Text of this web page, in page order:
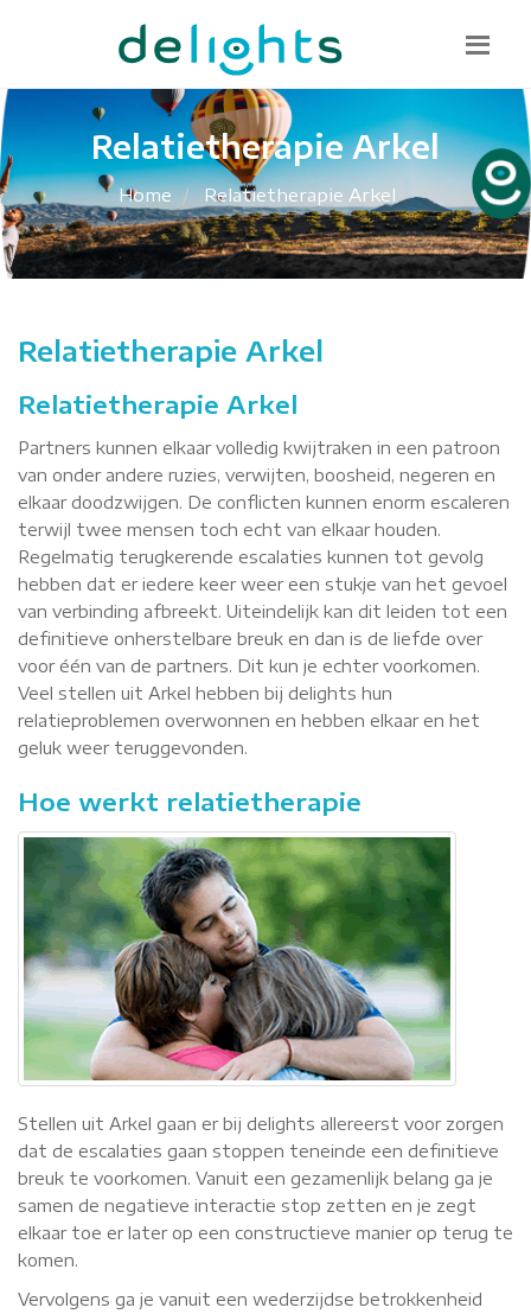
085 130 1482
info@delights.nu
Relatietherapie Arkel
Home Relatietherapie Arkel
Relatietherapie Arkel
Relatietherapie Arkel
Partners kunnen elkaar volledig kwijtraken in een patroon
van onder andere ruzies, verwijten, boosheid, negeren en
elkaar doodzwijgen. De conflicten kunnen enorm escaleren
terwijl twee mensen toch echt van elkaar houden.
Regelmatig terugkerende escalaties kunnen tot gevolg
hebben dat er iedere keer weer een stukje van het gevoel
van verbinding afbreekt. Uiteindelijk kan dit leiden tot een
definitieve onherstelbare breuk en dan is de liefde over
voor één van de partners. Dit kun je echter voorkomen.
Veel stellen uit Arkel hebben bij delights hun
relatieproblemen overwonnen en hebben elkaar en het
geluk weer teruggevonden.
Hoe werkt relatietherapie
Stellen uit Arkel gaan er bij delights allereerst voor zorgen
dat de escalaties gaan stoppen teneinde een definitieve
breuk te voorkomen. Vanuit een gezamenlijk belang ga je
samen de negatieve interactie stop zetten en je zegt
elkaar toe er later op een constructieve manier op terug te
komen.
Vervolgens ga je vanuit een wederzijdse betrokkenheid